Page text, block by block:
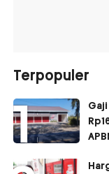
Terpopuler